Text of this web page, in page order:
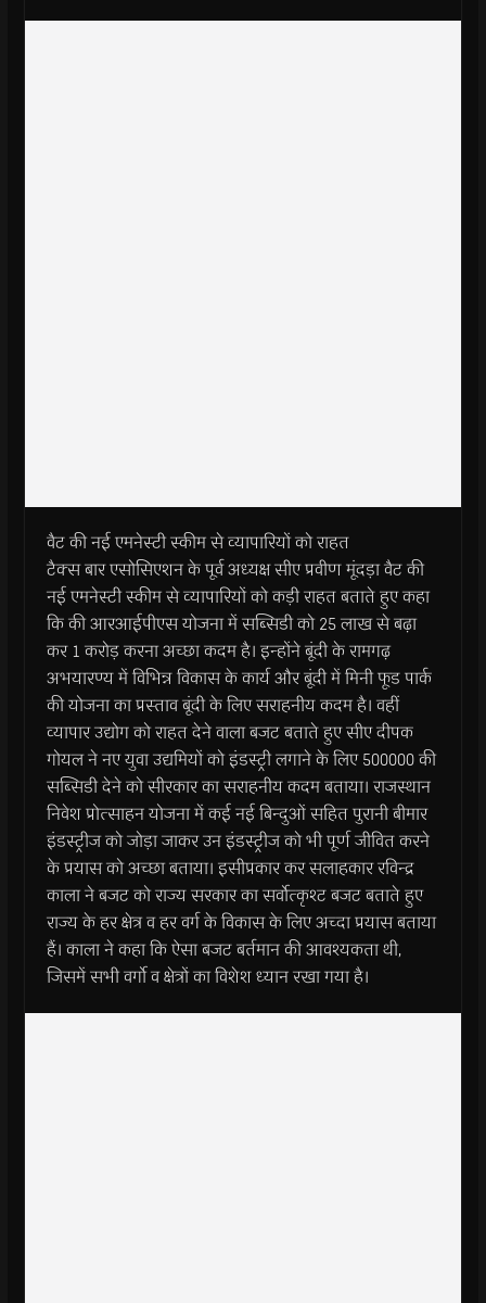
वैट की नई एमनेस्टी स्कीम से व्यापारियों को राहत
टैक्स बार एसोसिएशन के पूर्व अध्यक्ष सीए प्रवीण मूंदड़ा वैट की
नई एमनेस्टी स्कीम से व्यापारियों को कड़ी राहत बताते हुए कहा
कि की आरआईपीएस योजना में सब्सिडी को 25 लाख से बढ़ा
कर 1 करोड़ करना अच्छा कदम है। इन्होंने बूंदी के रामगढ़
अभयारण्य में विभिन्न विकास के कार्य और बूंदी में मिनी फूड पार्क
की योजना का प्रस्ताव बूंदी के लिए सराहनीय कदम है। वहीं
व्यापार उद्योग को राहत देने वाला बजट बताते हुए सीए दीपक
गोयल ने नए युवा उद्यमियों को इंडस्ट्री लगाने के लिए 500000 की
सब्सिडी देने को सीरकार का सराहनीय कदम बताया। राजस्थान
निवेश प्रोत्साहन योजना में कई नई बिन्दुओं सहित पुरानी बीमार
इंडस्ट्रीज को जोड़ा जाकर उन इंडस्ट्रीज को भी पूर्ण जीवित करने
के प्रयास को अच्छा बताया। इसीप्रकार कर सलाहकार रविन्द्र
काला ने बजट को राज्य सरकार का सर्वोत्कृश्ट बजट बताते हुए
राज्य के हर क्षेत्र व हर वर्ग के विकास के लिए अच्दा प्रयास बताया
हैं। काला ने कहा कि ऐसा बजट बर्तमान की आवश्यकता थी,
जिसमें सभी वर्गो व क्षेत्रों का विशेश ध्यान रखा गया है।